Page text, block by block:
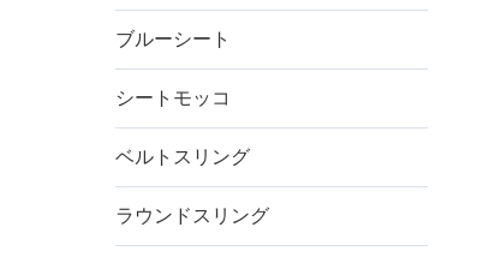
ブルーシート
シートモッコ
ベルトスリング
ラウンドスリング